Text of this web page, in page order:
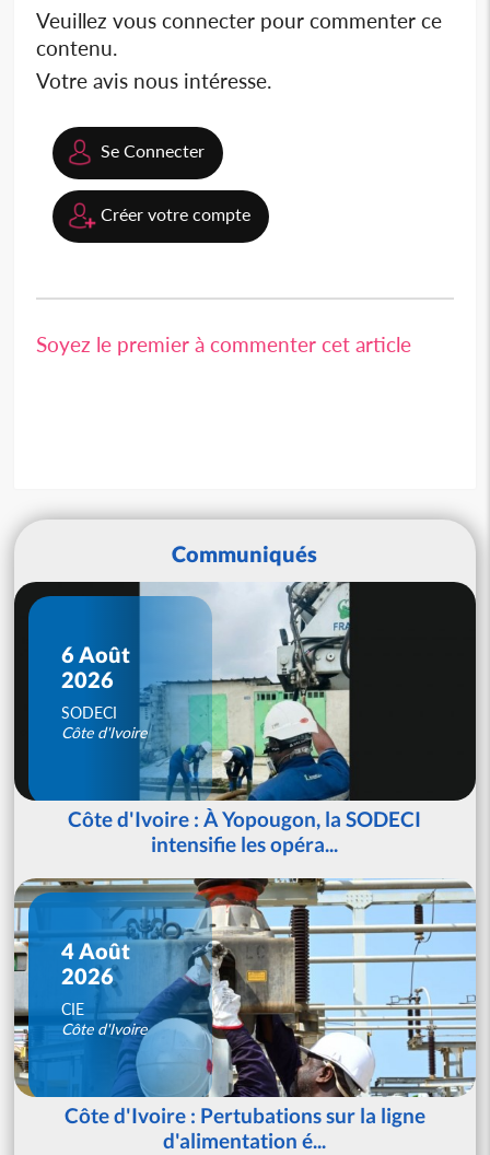
Veuillez vous connecter pour commenter ce
contenu.
Votre avis nous intéresse.
Se Connecter
Créer votre compte
Soyez le premier à commenter cet article
Communiqués
6 Août
2026
SODECI
Côte d'Ivoire
Côte d'Ivoire : À Yopougon, la SODECI
intensifie les opéra...
4 Août
2026
CIE
Côte d'Ivoire
Côte d'Ivoire : Pertubations sur la ligne
d'alimentation é...